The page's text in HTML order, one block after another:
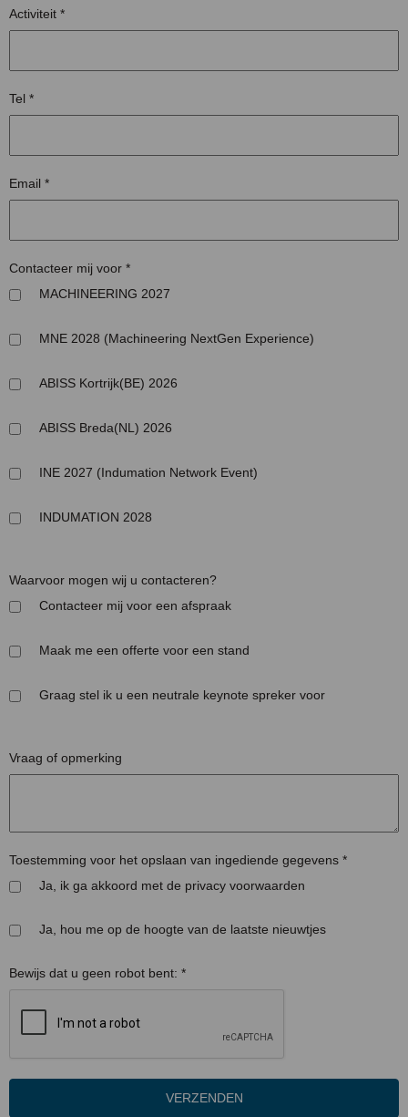
Activiteit *
Tel *
Email *
Contacteer mij voor *
MACHINEERING 2027
MNE 2028 (Machineering NextGen Experience)
ABISS Kortrijk(BE) 2026
ABISS Breda(NL) 2026
INE 2027 (Indumation Network Event)
INDUMATION 2028
Waarvoor mogen wij u contacteren?
Contacteer mij voor een afspraak
Maak me een offerte voor een stand
Graag stel ik u een neutrale keynote spreker voor
Vraag of opmerking
Toestemming voor het opslaan van ingediende gegevens *
Ja, ik ga akkoord met de privacy voorwaarden
Ja, hou me op de hoogte van de laatste nieuwtjes
Bewijs dat u geen robot bent: *